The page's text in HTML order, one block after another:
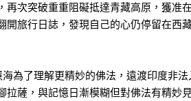
再次突破重重阻礙抵達青藏高原，獲准
開旅行日誌，發現自己的心仍停留在西
為了理解更精妙的佛法，遠渡印度非
拉薩，與記憶日漸模糊但對佛法有精妙